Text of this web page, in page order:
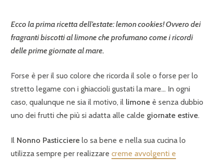
Ecco la prima ricetta dell’estate: lemon cookies! Ovvero dei
fragranti biscotti al limone che profumano come i ricordi
delle prime giornate al mare.
Forse è per il suo colore che ricorda il sole o forse per lo
stretto legame con i ghiaccioli gustati la mare… In ogni
caso, qualunque ne sia il motivo, il limone è senza dubbio
uno dei frutti che più si adatta alle calde giornate estive.
Il Nonno Pasticciere lo sa bene e nella sua cucina lo
utilizza sempre per realizzare creme avvolgenti e